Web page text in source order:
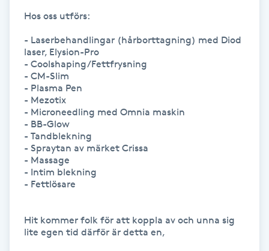
Katun fransar
Kemisk peeling
Keratinbehandling
Kinesiologi
Kinesisk medicin
Klangmassage
Hos oss utförs:
- Laserbehandlingar (hårborttagning) med Diod
laser, Elysion-Pro
- Coolshaping/Fettfrysning
- CM-Slim
- Plasma Pen
- Mezotix
- Microneedling med Omnia maskin
- BB-Glow
- Tandblekning
- Spraytan av märket Crissa
- Massage
- Intim blekning
- Fettlösare
Hit kommer folk för att koppla av och unna sig
lite egen tid därför är detta en,